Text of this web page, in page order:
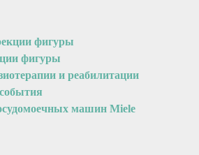
фигуры
фигуры
и реабилитации
машин Miele